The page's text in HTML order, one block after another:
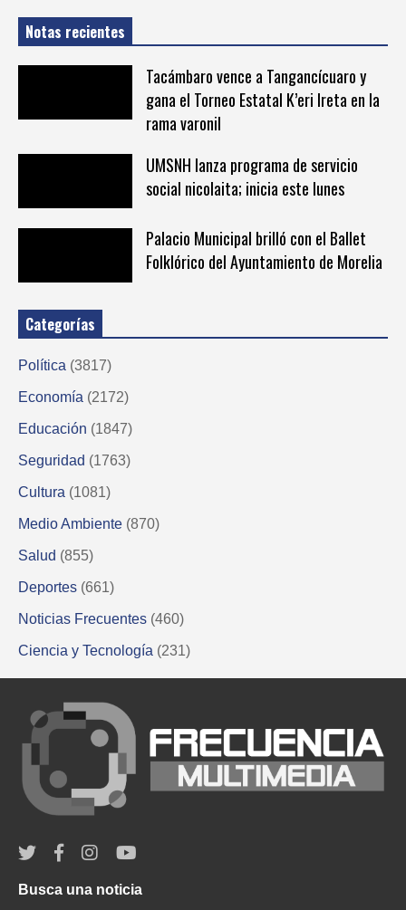
Notas recientes
Tacámbaro vence a Tangancícuaro y
gana el Torneo Estatal K’eri Ireta en la
rama varonil
UMSNH lanza programa de servicio
social nicolaita; inicia este lunes
Palacio Municipal brilló con el Ballet
Folklórico del Ayuntamiento de Morelia
Categorías
Política (3817)
Economía (2172)
Educación (1847)
Seguridad (1763)
Cultura (1081)
Medio Ambiente (870)
Salud (855)
Deportes (661)
Noticias Frecuentes (460)
Ciencia y Tecnología (231)
Busca una noticia